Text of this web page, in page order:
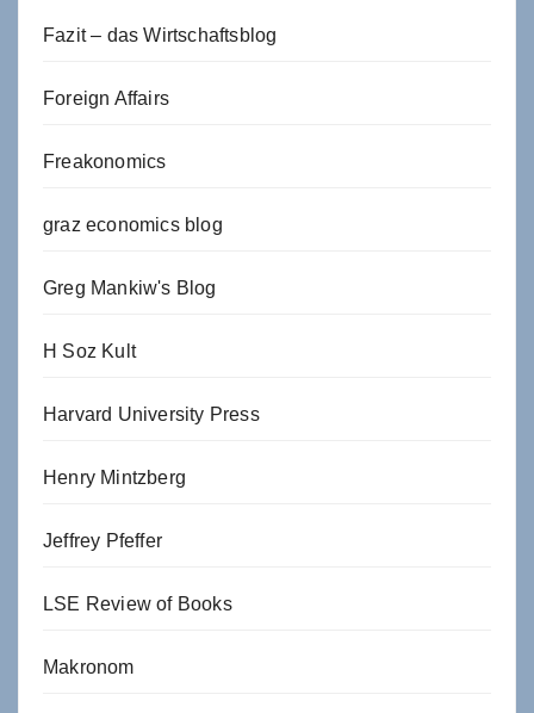
Fazit – das Wirtschaftsblog
Foreign Affairs
Freakonomics
graz economics blog
Greg Mankiw's Blog
H Soz Kult
Harvard University Press
Henry Mintzberg
Jeffrey Pfeffer
LSE Review of Books
Makronom